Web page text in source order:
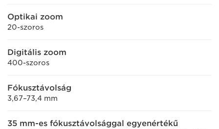
Optikai zoom
20-szoros
Digitális zoom
400-szoros
Fókusztávolság
3,67–73,4 mm
35 mm-es fókusztávolsággal egyenértékű